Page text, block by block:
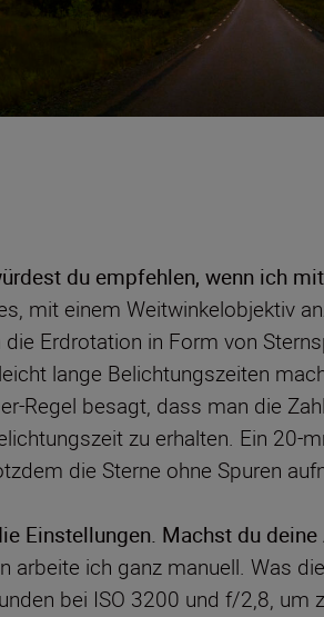
du empfehlen, wenn ich
mit einem Weitwinkelobjektiv
Erdrotation in Form von
lange Belichtungszeiten
Regel besagt, dass man die
zu erhalten. Ein 20-
die Sterne ohne Spuren
Einstellungen. Machst du
arbeite ich ganz manuell. Was
bei ISO 3200 und f/2,8, um